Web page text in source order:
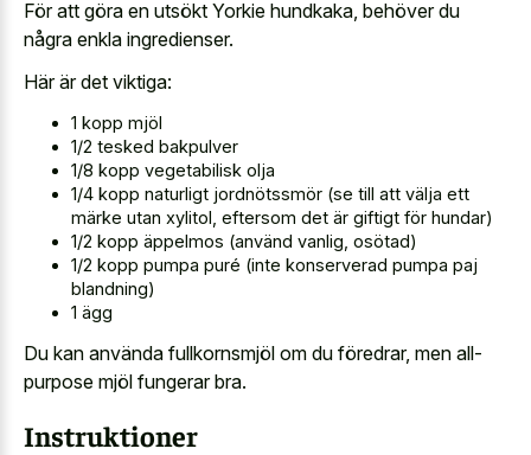
För att göra en utsökt Yorkie hundkaka, behöver du
några enkla ingredienser.
Här är det viktiga:
1 kopp mjöl
1/2 tesked bakpulver
1/8 kopp vegetabilisk olja
1/4 kopp naturligt jordnötssmör (se till att välja ett
märke utan xylitol, eftersom det är giftigt för hundar)
1/2 kopp äppelmos (använd vanlig, osötad)
1/2 kopp pumpa puré (inte konserverad pumpa paj
blandning)
1 ägg
Du kan använda fullkornsmjöl om du föredrar, men all-
purpose mjöl fungerar bra.
Instruktioner